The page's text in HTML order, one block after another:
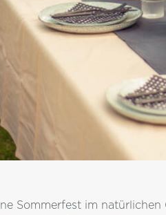
Sommerfest im